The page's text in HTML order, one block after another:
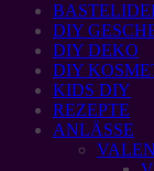
DIY
DIY DEKO
DIY
KIDS DIY
REZEPTE
ANLÄSSE